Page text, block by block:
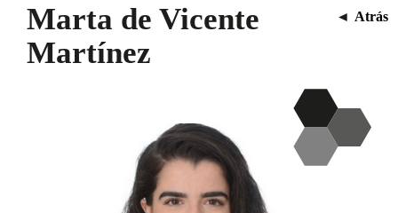
Marta de Vicente
Martínez
◄ Atrás